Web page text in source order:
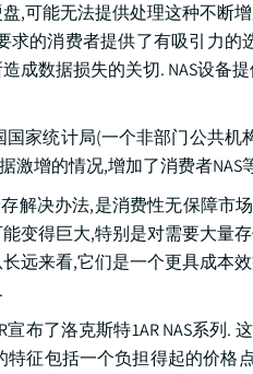
,可能无法提供处理这种不断
求的消费者提供了有吸引力
成数据损失的关切. NAS设备
国家统计局(一个非部门公共
激增的情况,增加了消费者NAS
解决办法,是消费性无保障市
变得巨大,特别是对需要大量
远来看,它们是一个更具成本
宣布了洛克斯特1AR NAS系列.
特征包括一个负担得起的价格